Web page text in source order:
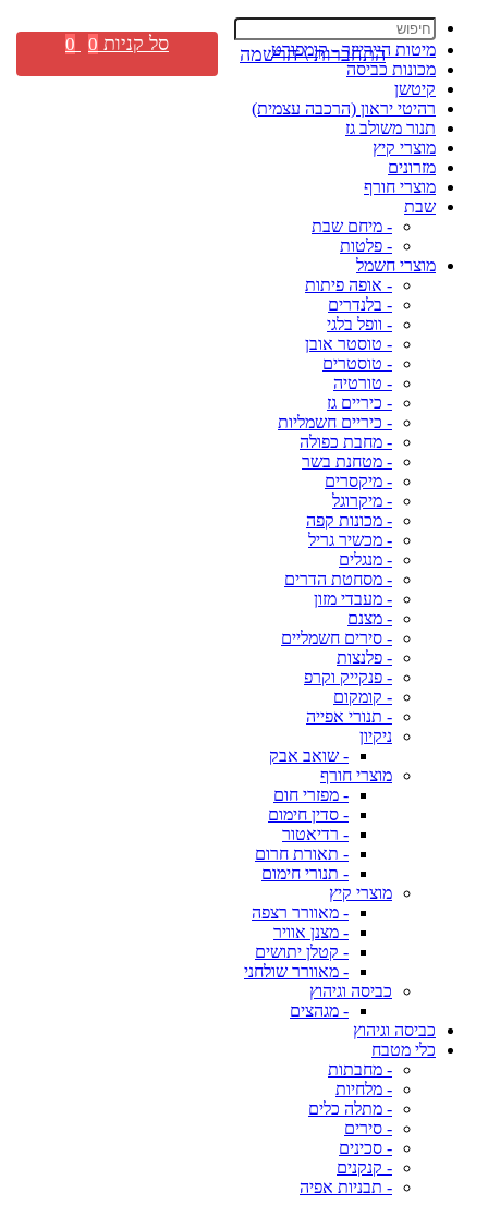
מיטות היירייזר - קומפורט
מכונות כביסה
קיטשן
רהיטי יראון (הרכבה עצמית)
תנור משולב גז
מוצרי קיץ
מזרונים
מוצרי חורף
שבת
- מיחם שבת
- פלטות
מוצרי חשמל
- אופה פיתות
- בלנדרים
- וופל בלגי
- טוסטר אובן
- טוסטרים
- טורטיה
- כיריים גז
- כיריים חשמליות
- מחבת כפולה
- מטחנת בשר
- מיקסרים
- מיקרוגל
- מכונות קפה
- מכשיר גריל
- מנגלים
- מסחטת הדרים
- מעבדי מזון
- מצנם
- סירים חשמליים
- פלנצות
- פנקייק וקרפ
- קומקום
- תנורי אפייה
ניקיון
- שואב אבק
מוצרי חורף
- מפזרי חום
- סדין חימום
- רדיאטור
- תאורת חרום
- תנורי חימום
מוצרי קיץ
- מאוורר רצפה
- מצנן אוויר
- קטלן יתושים
- מאוורר שולחני
כביסה וגיהוץ
- מגהצים
כביסה וגיהוץ
כלי מטבח
- מחבתות
- מלחיות
- מתלה כלים
- סירים
- סכינים
- קנקנים
- תבניות אפיה
התחברות \ הרשמה סל קניות 0
0